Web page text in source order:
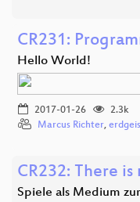
CR231:
Hello World!
2017-01-26
2.3k
Marcus Richter,
CR232: There is
Spiele als Medium